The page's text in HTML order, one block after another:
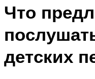
Что
детских